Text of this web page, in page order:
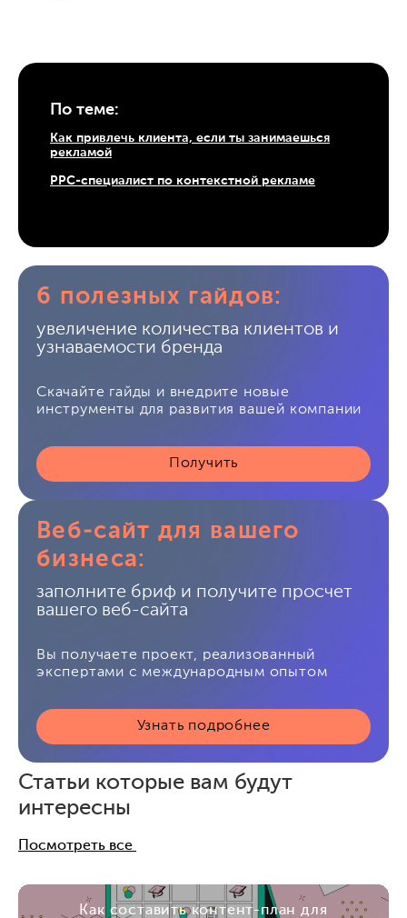
По теме:
Как привлечь клиента, если ты занимаешься
рекламой
PPC-специалист по контекстной рекламе
6 полезных гайдов:
увеличение количества клиентов и
узнаваемости бренда
Скачайте гайды и внедрите новые
инструменты для развития вашей компании
Получить
Веб-сайт для вашего
бизнеса:
заполните бриф и получите просчет
вашего веб-сайта
Вы получаете проект, реализованный
экспертами с международным опытом
Узнать подробнее
Статьи которые вам будут
интересны
Посмотреть все
Как составить контент-план для